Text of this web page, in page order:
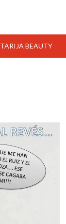
TARIJA BEAUTY